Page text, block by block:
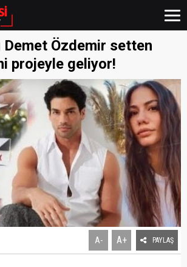
Demet Özdemir setten
projeyle geliyor!
A- A+ PAYLAŞ